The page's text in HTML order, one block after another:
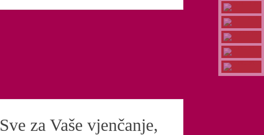
Sve za Vaše vjenčanje,